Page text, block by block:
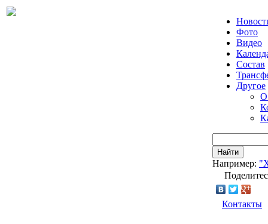
Фото
Видео
Состав
Другое
О
Найти
Например:
Контакты